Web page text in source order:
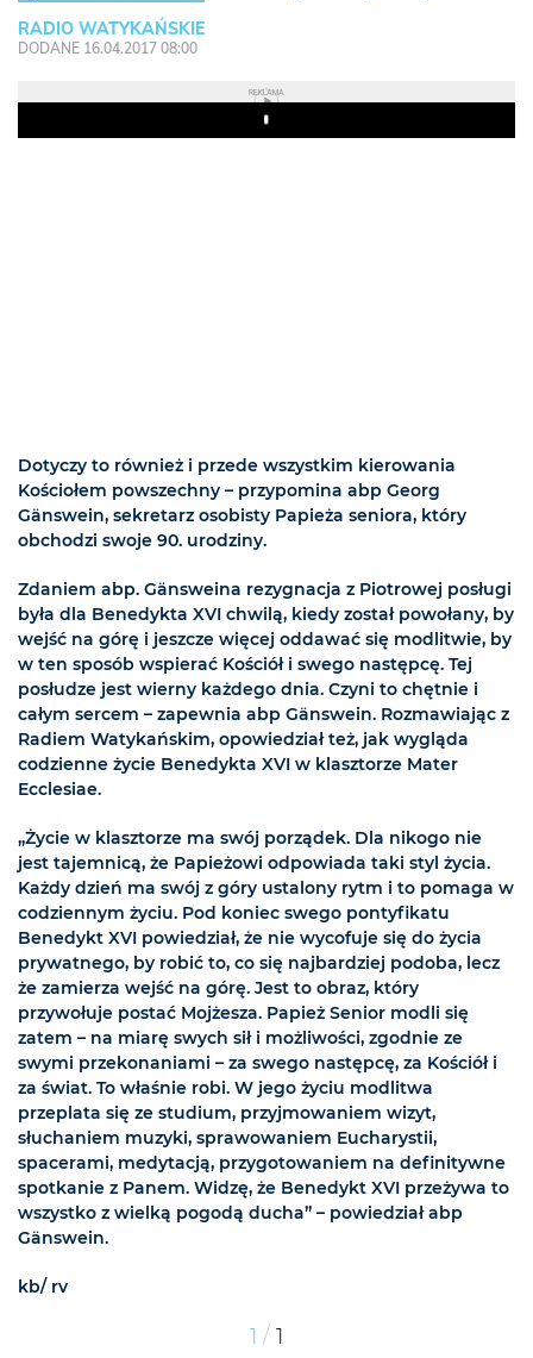
RADIO WATYKAŃSKIE
DODANE 16.04.2017 08:00
REKLAMA
Play
Dotyczy to również i przede wszystkim kierowania
Kościołem powszechny – przypomina abp Georg
Gänswein, sekretarz osobisty Papieża seniora, który
obchodzi swoje 90. urodziny.
Zdaniem abp. Gänsweina rezygnacja z Piotrowej posługi
była dla Benedykta XVI chwilą, kiedy został powołany, by
wejść na górę i jeszcze więcej oddawać się modlitwie, by
w ten sposób wspierać Kościół i swego następcę. Tej
posłudze jest wierny każdego dnia. Czyni to chętnie i
całym sercem – zapewnia abp Gänswein. Rozmawiając z
Radiem Watykańskim, opowiedział też, jak wygląda
codzienne życie Benedykta XVI w klasztorze Mater
Ecclesiae.
„Życie w klasztorze ma swój porządek. Dla nikogo nie
jest tajemnicą, że Papieżowi odpowiada taki styl życia.
Każdy dzień ma swój z góry ustalony rytm i to pomaga w
codziennym życiu. Pod koniec swego pontyfikatu
Benedykt XVI powiedział, że nie wycofuje się do życia
prywatnego, by robić to, co się najbardziej podoba, lecz
że zamierza wejść na górę. Jest to obraz, który
przywołuje postać Mojżesza. Papież Senior modli się
zatem – na miarę swych sił i możliwości, zgodnie ze
swymi przekonaniami – za swego następcę, za Kościół i
za świat. To właśnie robi. W jego życiu modlitwa
przeplata się ze studium, przyjmowaniem wizyt,
słuchaniem muzyki, sprawowaniem Eucharystii,
spacerami, medytacją, przygotowaniem na definitywne
spotkanie z Panem. Widzę, że Benedykt XVI przeżywa to
wszystko z wielką pogodą ducha” – powiedział abp
Gänswein.
kb/ rv
1 / 1